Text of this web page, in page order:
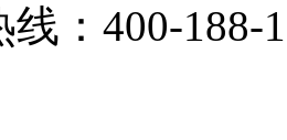
线：400-188-